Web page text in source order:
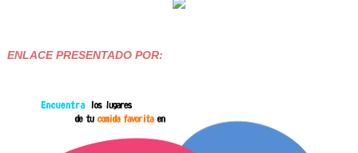
ENLACE PRESENTADO POR: